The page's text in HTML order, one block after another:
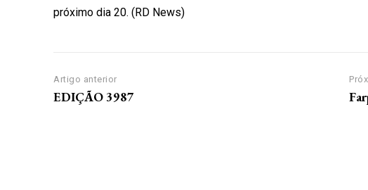
próximo dia 20. (RD News)
Artigo anterior
EDIÇÃO 3987